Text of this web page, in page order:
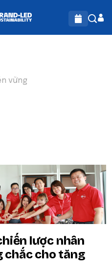
vững
lược nhân
chắc cho tăng